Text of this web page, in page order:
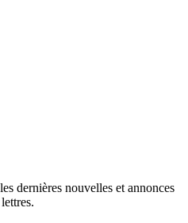
dernières nouvelles et annonces